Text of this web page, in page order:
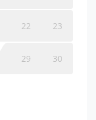
22 23
29 30